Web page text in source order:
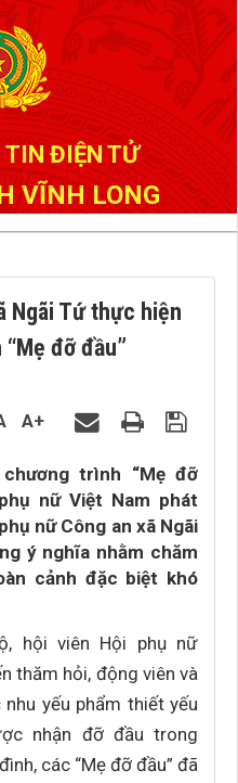
TIN ĐIỆN TỬ
VĨNH LONG
Ngãi Tứ thực hiện
đỡ đầu”
A+
trình “Mẹ đỡ
nữ Việt Nam phát
nữ Công an xã Ngãi
ý nghĩa nhằm chăm
cảnh đặc biệt khó
hội viên Hội phụ nữ
thăm hỏi, động viên và
yếu phẩm thiết yếu
nhận đỡ đầu trong
các “Mẹ đỡ đầu” đã